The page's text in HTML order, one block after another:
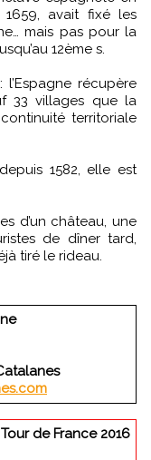
1659, avait fixé les
mais pas pour la
12ème s.
récupère
33 villages que la
territoriale
1582, elle est
d’un château, une
de dîner tard,
tiré le rideau.
de France 2016